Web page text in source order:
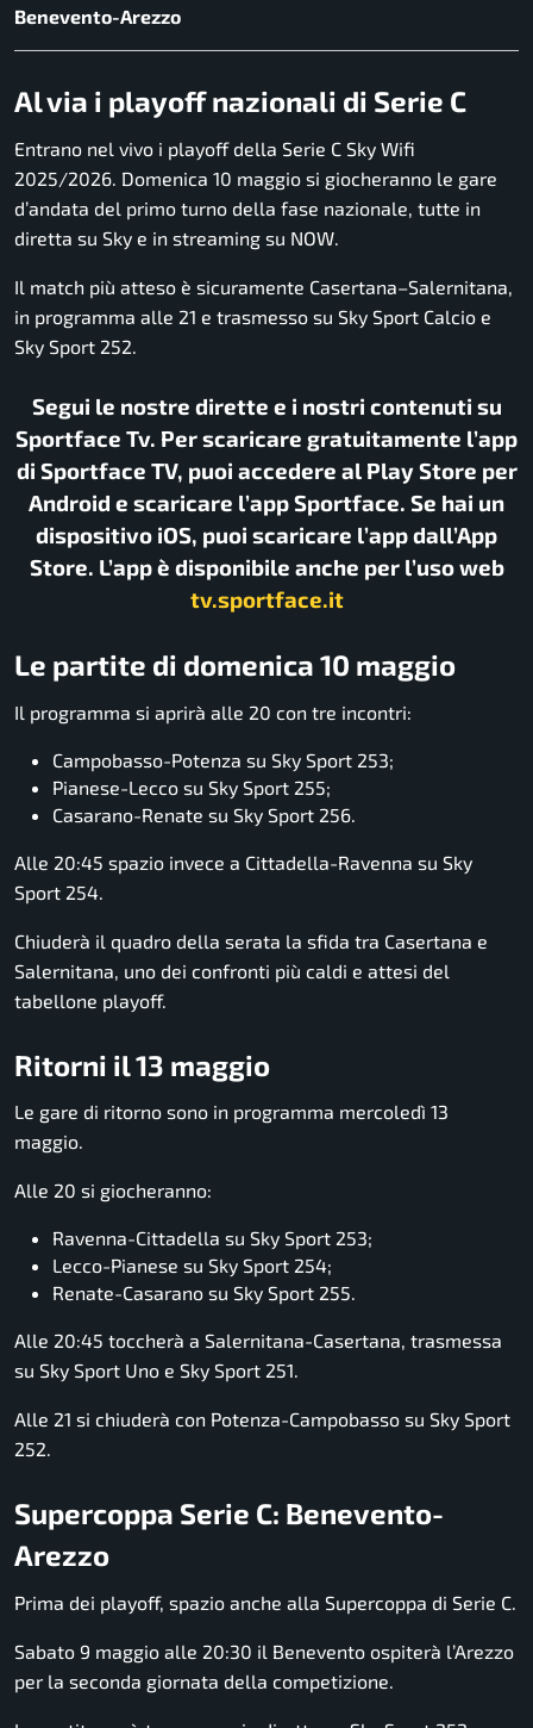
Benevento-Arezzo
Al via i playoff nazionali di Serie C
Entrano nel vivo i playoff della Serie C Sky Wifi
2025/2026. Domenica 10 maggio si giocheranno le gare
d’andata del primo turno della fase nazionale, tutte in
diretta su Sky e in streaming su NOW.
Il match più atteso è sicuramente Casertana–Salernitana,
in programma alle 21 e trasmesso su Sky Sport Calcio e
Sky Sport 252.
Segui le nostre dirette e i nostri contenuti su
Sportface Tv. Per scaricare gratuitamente l’app
di Sportface TV, puoi accedere al Play Store per
Android e scaricare l’app Sportface. Se hai un
dispositivo iOS, puoi scaricare l’app dall’App
Store. L’app è disponibile anche per l’uso web
tv.sportface.it
Le partite di domenica 10 maggio
Il programma si aprirà alle 20 con tre incontri:
Campobasso-Potenza su Sky Sport 253;
Pianese-Lecco su Sky Sport 255;
Casarano-Renate su Sky Sport 256.
Alle 20:45 spazio invece a Cittadella-Ravenna su Sky
Sport 254.
Chiuderà il quadro della serata la sfida tra Casertana e
Salernitana, uno dei confronti più caldi e attesi del
tabellone playoff.
Ritorni il 13 maggio
Le gare di ritorno sono in programma mercoledì 13
maggio.
Alle 20 si giocheranno:
Ravenna-Cittadella su Sky Sport 253;
Lecco-Pianese su Sky Sport 254;
Renate-Casarano su Sky Sport 255.
Alle 20:45 toccherà a Salernitana-Casertana, trasmessa
su Sky Sport Uno e Sky Sport 251.
Alle 21 si chiuderà con Potenza-Campobasso su Sky Sport
252.
Supercoppa Serie C: Benevento-
Arezzo
Prima dei playoff, spazio anche alla Supercoppa di Serie C.
Sabato 9 maggio alle 20:30 il Benevento ospiterà l’Arezzo
per la seconda giornata della competizione.